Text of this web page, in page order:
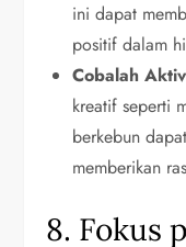
ini dapat
positif dalam
Cobalah
kreatif seperti
berkebun
memberikan
8. Fokus